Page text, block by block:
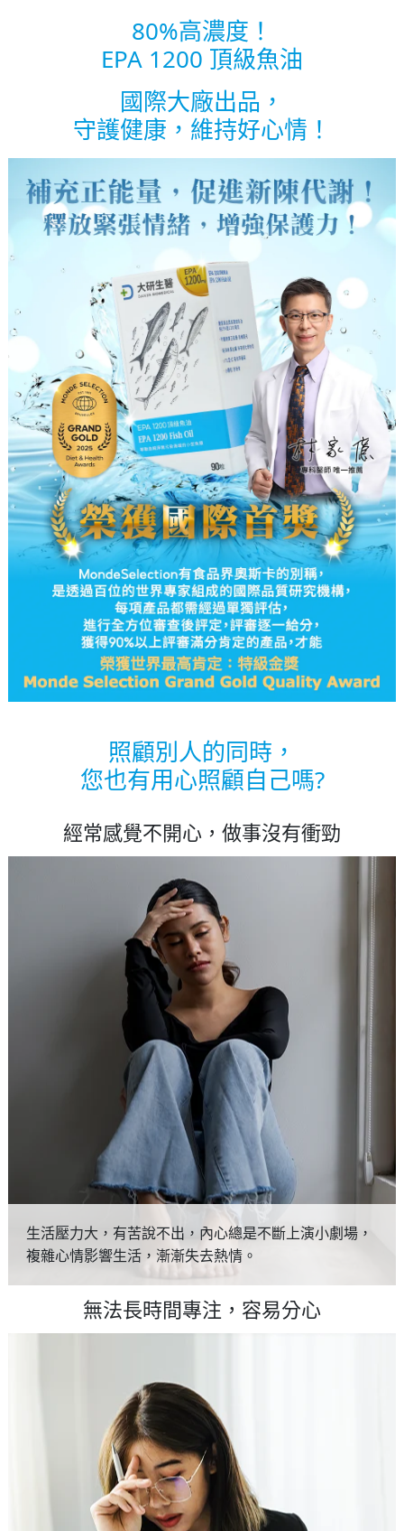
80%高濃度！
EPA 1200 頂級魚油
國際大廠出品，
守護健康，維持好心情！
照顧別人的同時，
您也有用心照顧自己嗎?
經常感覺不開心，做事沒有衝勁
生活壓力大，有苦說不出，內心總是不斷上演小劇場，
複雜心情影響生活，漸漸失去熱情。
無法長時間專注，容易分心